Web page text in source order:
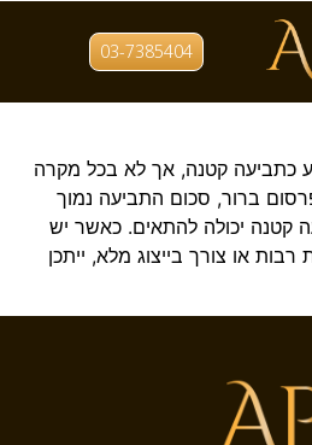
03-7385404בפייסבוק
קטנות – האם זה
כתביעה קטנה, אך לא בכל מקרה
ברור, סכום התביעה נמוך
קטנה יכולה להתאים. כאשר יש
או צורך בייצוג מלא, ייתכן